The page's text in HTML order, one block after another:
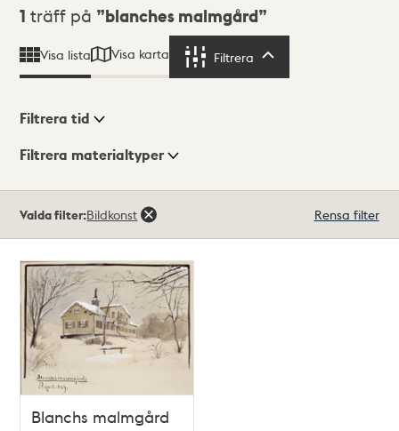
Sökresultat
1 träff på blanches malmgård
Visa lista Visa karta Filtrera
Visningsläge
Filtrera tid
Filtrera materialtyper
träffar
Valda filter:Bildkonst Rensa filter
Blanchs malmgård